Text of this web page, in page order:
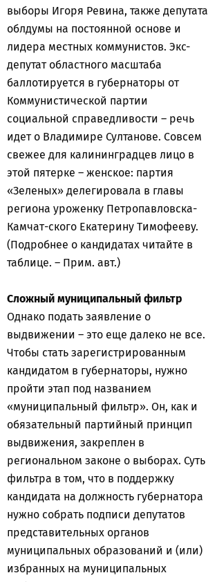
выборы Игоря Ревина, также депутата
облдумы на постоянной основе и
лидера местных коммунистов. Экс-
депутат областного масштаба
баллотируется в губернаторы от
Коммунистической партии
социальной справедливости – речь
идет о Владимире Султанове. Совсем
свежее для калининградцев лицо в
этой пятерке – женское: партия
«Зеленых» делегировала в главы
региона уроженку Петропавловска-
Камчат-ского Екатерину Тимофееву.
(Подробнее о кандидатах читайте в
таблице. – Прим. авт.)
Сложный муниципальный фильтр
Однако подать заявление о
выдвижении – это еще далеко не все.
Чтобы стать зарегистрированным
кандидатом в губернаторы, нужно
пройти этап под названием
«муниципальный фильтр». Он, как и
обязательный партийный принцип
выдвижения, закреплен в
региональном законе о выборах. Суть
фильтра в том, что в поддержку
кандидата на должность губернатора
нужно собрать подписи депутатов
представительных органов
муниципальных образований и (или)
избранных на муниципальных